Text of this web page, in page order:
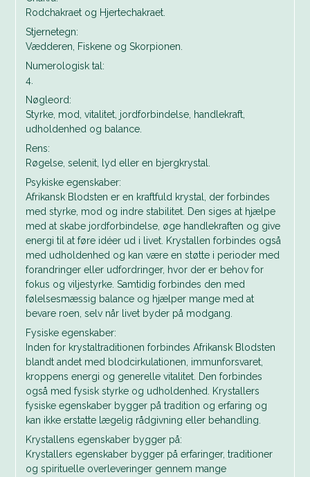
Rodchakraet og Hjertechakraet.
Stjernetegn:
Vædderen, Fiskene og Skorpionen.
Numerologisk tal:
4.
Nøgleord:
Styrke, mod, vitalitet, jordforbindelse, handlekraft,
udholdenhed og balance.
Rens:
Røgelse, selenit, lyd eller en bjergkrystal.
Psykiske egenskaber:
Afrikansk Blodsten er en kraftfuld krystal, der forbindes
med styrke, mod og indre stabilitet. Den siges at hjælpe
med at skabe jordforbindelse, øge handlekraften og give
energi til at føre idéer ud i livet. Krystallen forbindes også
med udholdenhed og kan være en støtte i perioder med
forandringer eller udfordringer, hvor der er behov for
fokus og viljestyrke. Samtidig forbindes den med
følelsesmæssig balance og hjælper mange med at
bevare roen, selv når livet byder på modgang.
Fysiske egenskaber:
Inden for krystaltraditionen forbindes Afrikansk Blodsten
blandt andet med blodcirkulationen, immunforsvaret,
kroppens energi og generelle vitalitet. Den forbindes
også med fysisk styrke og udholdenhed. Krystallers
fysiske egenskaber bygger på tradition og erfaring og
kan ikke erstatte lægelig rådgivning eller behandling.
Krystallens egenskaber bygger på:
Krystallers egenskaber bygger på erfaringer, traditioner
og spirituelle overleveringer gennem mange